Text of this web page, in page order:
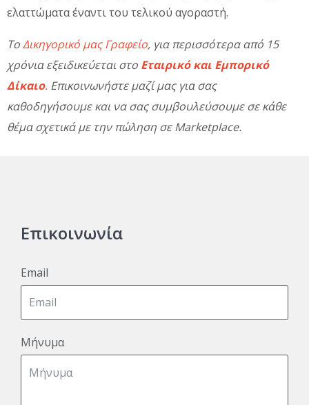
ελαττώματα έναντι του τελικού αγοραστή.
ΤοΔικηγορικό μας Γραφείο, για περισσότερα από 15
χρόνια εξειδικεύεται στο Εταιρικό και Εμπορικό
Δίκαιο. Επικοινωνήστε μαζί μας για σας
καθοδηγήσουμε και να σας συμβουλεύσουμε σε κάθε
θέμα σχετικά με την πώληση σε Marketplace.
Επικοινωνία
Email
Μήνυμα